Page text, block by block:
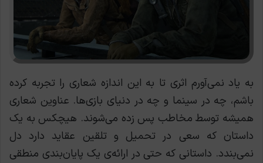
به یاد نمی‌آورم اثری تا به این اندازه شعاری را تجربه کرده
باشم، چه در سینما و چه در دنیای بازی‌ها. عناوین شعاری
همیشه توسط مخاطب پس زده می‌شوند. هیچکس به یک
داستان که سعی در تحمیل و تلقین عقاید دارد دل
نمی‌بندد. داستانی که حتی در ارائه‌ی یک پایان‌بندی منطقی